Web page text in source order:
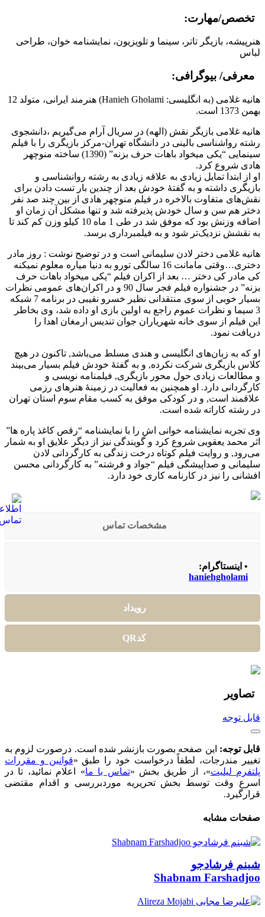
تخصص/مهارت:
هنرپیشه، بازیگر تاتر، سینما و تلویزیون، نمایشنامه خوان، طراحی
لباس
معرفی/ بیوگرافی:
هانیه غلامی (به انگلیسی: Hanieh Gholami) هنرمند ایرانی، متولد 12
بهمن 1373 است.
هانیه غلامی بازیگر نقش (الهه) در سریال آرام می‌گیریم ،دانشجوی
رشته رواشناسی بالینی در دانشگاه تهران-مرکز بازیگری را با فیلم
سینمایی “یکی میخواد باهات حرف بزنه” (1390) ساخته منوچهر
هادی شروع کرد.
او از ابتدا تمایل زیادی به علاقه زیادی به رشته روانشناسی و
بازیگری داشته و به گفتهٔ خودش بعد از چندین بار تست دادن برای
نقش‌های متفاوت بالاخره در فیلم منوچهر هادی از بین چند صد نفر
دختر هم سن و سال خودش پذیرفته شد و تنها مشکل آن زمان او
اضافه وزنش بود که موفق شد در طی 1 ماه 10 کیلو وزن کم کند تا
به نقشش نزدیک‌تر شود و به فیلمبرداری برسد.
هانیه غلامی دختر لادن سلیمانی است و در توضیح نوشت : روز مادر
دختری…وقتی مامانت 16 سالگی تورو به دنیا میاره معلوم نمیکنه
کی مادر کی دختر … بعد از اکران فیلم “یکی میخواد باهات حرف
بزنه” در جشنواره فیلم فجر سال 90 و در اکران‌های عمومی نظرات
بسیار خوبی از سوی منتقدانی نظیر خسرو نقیبی در برنامه 7 شبکه
3 سیما و نظرات عموم راجع به اولین بازی او داده شد، وی بخاطر
این فیلم از سوی خانه شهریاران جوان تندیس ارمغان اهدا را
دریافت نمود.
او که به زبان‌های انگلیسی و هندی مسلط می‌باشد, تاکنون در هیچ
کلاس بازیگری شرکت نکرده, و به گفتهٔ خودش فیلم بسیار می‌بیند
و مطالعات زیادی حول محور بازیگری, فیلمنامه نویسی و
کارگردانی دارد. او همچنین به فعالیت در زمینهٔ هنرهای رزمی
علاقمند است, و در کودکی موفق به کسب مقام سوم استان تهران
در رشته کاراته شده است.
وی تجربه نمایشنامه خوانی اش را با نمایشنامه “رقص کاغذ پاره ها”
اثر محمد یعقوبی شروع کرد و گویندگی نیز از دیگر علایق او به شمار
می‌رود, و روایت فیلم کوتاه درخت زندگی به کارگردانی لادن
سلیمانی و صداپیشگی فیلم “جواد و فرشته” به کارگردانی محسن
افشانی را نیز در کارنامه کاری خود دارد.
مشخصات تماس
• اینستاگرام:
haniehgholami
رویداد
کدQR
تصاویر
‌قابل توجه
قابل توجه: این صفحه بصورت بازنشر شده است. درصورت لزوم به
تغییر مندرجات، لطفاً درخواست خود را طبق «قوانین و مقررات
پلتفرم لیلیت»، از طریق بخش «تماس با ما» اعلام نمائید، تا در
اسرع وقت توسط بخش تحریریه موردبررسی و اقدام مقتضی
قرارگیرد.
صفحات مشابه
شبنم فرشادجو
Shabnam Farshadjoo